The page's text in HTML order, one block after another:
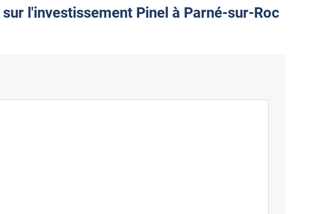
l'investissement Pinel à Parné-sur-Roc